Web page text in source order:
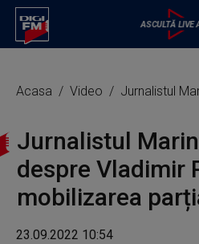
Acasa Video Jurnalistul Marin Gherman,
Jurnalistul
despre Vladimir
mobilizarea
23.09.2022 10:54